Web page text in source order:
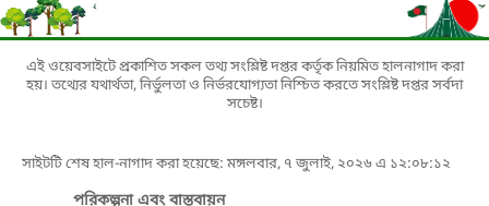
এই ওয়েবসাইটে প্রকাশিত সকল তথ্য সংশ্লিষ্ট দপ্তর কর্তৃক নিয়মিত হালনাগাদ করা
হয়। তথ্যের যথার্থতা, নির্ভুলতা ও নির্ভরযোগ্যতা নিশ্চিত করতে সংশ্লিষ্ট দপ্তর সর্বদা
সচেষ্ট।
সাইটটি শেষ হাল-নাগাদ করা হয়েছে: মঙ্গলবার, ৭ জুলাই, ২০২৬ এ ১২:০৮:১২
পরিকল্পনা এবং বাস্তবায়ন